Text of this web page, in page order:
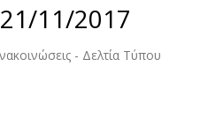
11/2017
- Δελτία Τύπου